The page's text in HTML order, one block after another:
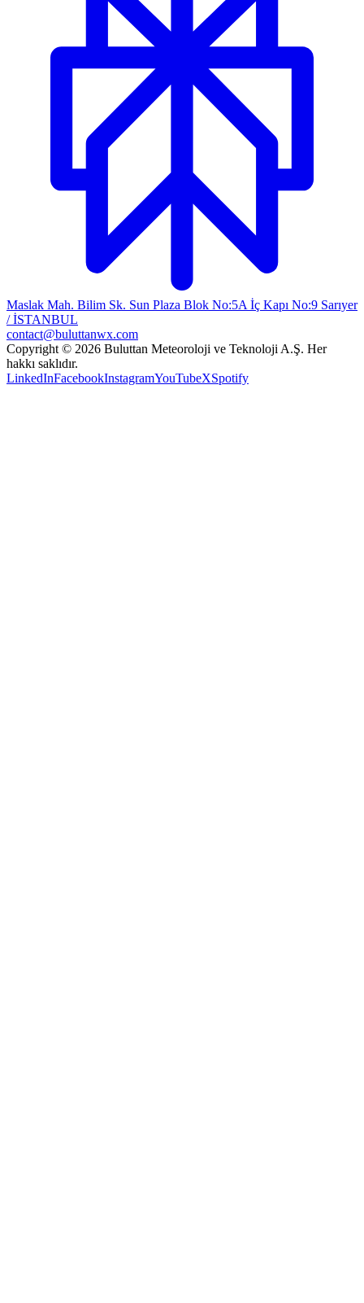
Maslak Mah. Bilim Sk. Sun Plaza Blok No:5A İç Kapı No:9 Sarıyer
/ İSTANBUL
contact@buluttanwx.com
Copyright © 2026 Buluttan Meteoroloji ve Teknoloji A.Ş. Her
hakkı saklıdır.
LinkedInFacebookInstagramYouTubeXSpotify